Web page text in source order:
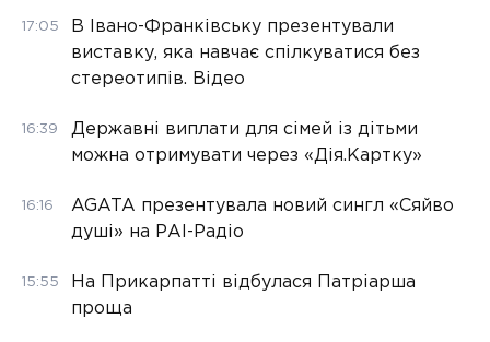
17:05
В Івано-Франківську презентували
виставку, яка навчає спілкуватися без
стереотипів. Відео
16:39
Державні виплати для сімей із дітьми
можна отримувати через «Дія.Картку»
16:16
AGATA презентувала новий сингл «Сяйво
душі» на РАІ-Радіо
15:55
На Прикарпатті відбулася Патріарша
проща